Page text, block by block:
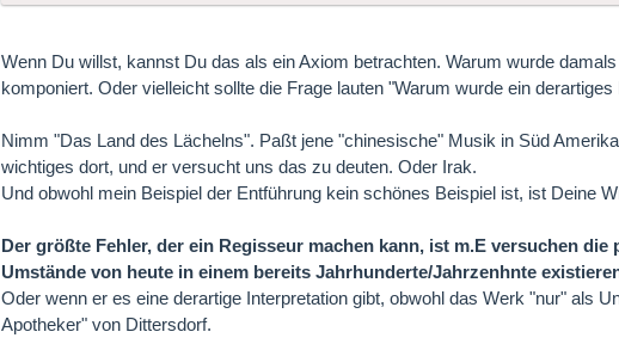
Wenn Du willst, kannst Du das als ein Axiom betrachten. Warum wurde
komponiert. Oder vielleicht sollte die Frage lauten "Warum wurde ein
Nimm "Das Land des Lächelns". Paßt jene "chinesische" Musik in Süd
wichtiges dort, und er versucht uns das zu deuten. Oder Irak.
Und obwohl mein Beispiel der Entführung kein schönes Beispiel ist, ist Deine
Der größte Fehler, der ein Regisseur machen kann, ist m.E versuchen
Umstände von heute in einem bereits Jahrhunderte/Jahrzenhnte
Oder wenn er es eine derartige Interpretation gibt, obwohl das Werk "nur" als
Apotheker" von Dittersdorf.